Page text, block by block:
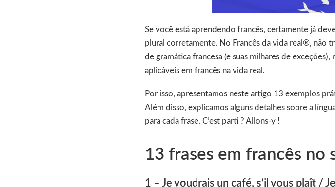
Se você está aprendendo francês, certamente já
plural corretamente. No Francês da vida real®, não
de gramática francesa (e suas milhares de
aplicáveis em francês na vida real.
Por isso, apresentamos neste artigo 13 exemplos
Além disso, explicamos alguns detalhes sobre a
para cada frase. C’est parti ? Allons-y !
13 frases em francês no
1 – Je voudrais un café, s’il vous plaît /